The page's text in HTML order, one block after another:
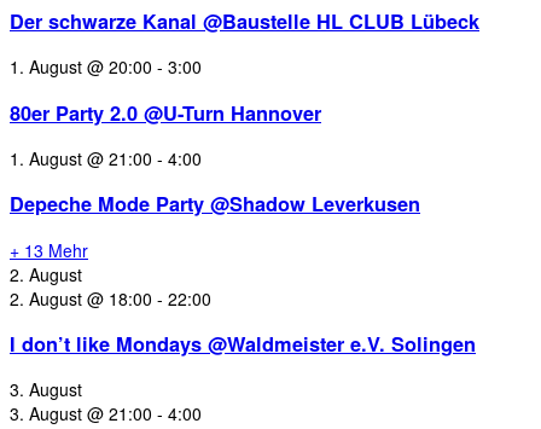
Der schwarze Kanal @Baustelle HL CLUB Lübeck
1. August @ 20:00 - 3:00
80er Party 2.0 @U-Turn Hannover
1. August @ 21:00 - 4:00
Depeche Mode Party @Shadow Leverkusen
+ 13 Mehr
2. August
2. August @ 18:00 - 22:00
I don’t like Mondays @Waldmeister e.V. Solingen
3. August
3. August @ 21:00 - 4:00